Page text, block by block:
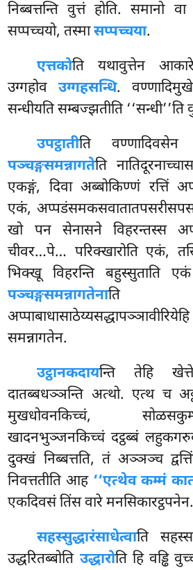
निब्बत्तन्ति वुत्तं होति. समानो
सप्पच्चयो, तस्मासप्पच्चया.
एत्तकोति यथावुत्तेन
उग्गहोवउग्गहसन्धि.
सन्धीयति सम्बज्झतीति ‘‘सन्धी’’ति
उपट्ठातीति वण्णादिवसेन
पञ्चङ्गसमन्नागतेति
एकङ्गं, दिवा अब्बोकिण्णं रत्तिं
एकं,
खो पन सेनासने विहरन्तस्स
चीवर…पे… परिक्खारोति एकं,
भिक्खू विहरन्ति बहुस्सुताति
पञ्चङ्गसमन्नागतेनाति
समन्नागतेन.
उट्ठानकदायन्ति तेहि
दातब्बधञ्ञन्ति अत्थो. एत्थ च
मुखधोवनकिच्चं,
खादनभुञ्जनकिच्चं दट्ठब्बं
दुक्खं निब्बत्तति, तं अञ्ञञ्च
निवत्ततीति आह ‘‘एत्थेव कम्मं
एकदिवसं तिंस वारे मनसिकारट्ठपनेन.
सहस्सुद्धारंसाधेत्वाति
उद्धरितब्बोति उद्धारोति हि वड्ढि